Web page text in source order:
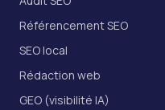
Référencement SEO
SEO local
Rédaction web
GEO (visibilité IA)